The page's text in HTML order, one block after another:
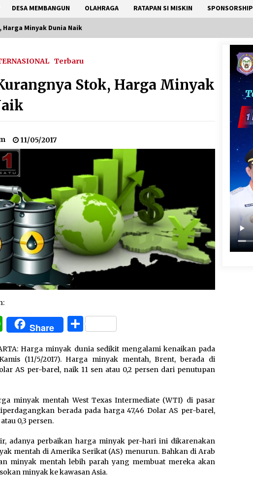
DESA MEMBANGUN OLAHRAGA RATAPAN SI MISKIN SPONSORSHIP
Minyak Dunia Naik
Terbaru
Stok, Harga Minyak
11/05/2017
WhatsApp
Share Share
Harga minyak dunia sedikit mengalami kenaikan pada
(11/5/2017). Harga minyak mentah, Brent, berada di
AS per-barel, naik 11 sen atau 0,2 persen dari penutupan
minyak mentah West Texas Intermediate (WTI) di pasar
berada pada harga 47,46 Dolar AS per-barel,
0,3 persen.
adanya perbaikan harga minyak per-hari ini dikarenakan
mentah di Amerika Serikat (AS) menurun. Bahkan di Arab
minyak mentah lebih parah yang membuat mereka akan
minyak ke kawasan Asia.